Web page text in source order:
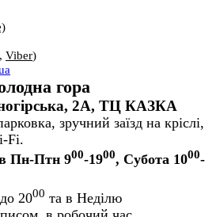
, Viber)
гора
2А, ТЦ КАЗКА
зручний заїзд на кріслі,
Fi.
Пн-Птн 900-1900, Субота 1000-
до 2000 та в Неділю